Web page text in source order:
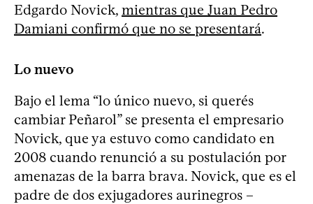
Edgardo Novick, mientras que Juan Pedro
Damiani confirmó que no se presentará.
Lo nuevo
Bajo el lema “lo único nuevo, si querés
cambiar Peñarol” se presenta el empresario
Novick, que ya estuvo como candidato en
2008 cuando renunció a su postulación por
amenazas de la barra brava. Novick, que es el
padre de dos exjugadores aurinegros –